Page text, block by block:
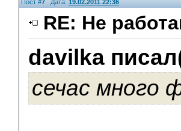
Пост #7 Дата: 19.02.2011 22:36
RE: Не
davilka
сечас много